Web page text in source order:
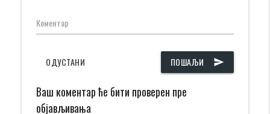
Коментар
ПОШАЉИ send
ОДУСТАНИ
Ваш коментар ће бити проверен пре
објављивања